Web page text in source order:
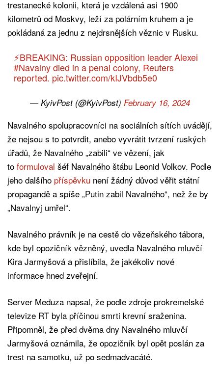
trestanecké kolonii, která je vzdálená asi 1900
kilometrů od Moskvy, leží za polárním kruhem a je
pokládaná za jednu z nejdrsnějších věznic v Rusku.
⚡️BREAKING: Russian opposition leader Alexei
#Navalnydied in a penal colony, Reuters
reported. pic.twitter.com/kIJVbdb5e0
— KyivPost (@KyivPost) February 16, 2024
Navalného spolupracovníci na sociálních sítích uvádějí,
že nejsou s to potvrdit, anebo vyvrátit tvrzení ruských
úřadů, že Navalného „zabili“ ve vězení, jak
to formuloval šéf Navalného štábu Leonid Volkov. Podle
jeho dalšího příspěvku není žádný důvod věřit státní
propagandě a spíše „Putin zabil Navalného“, než že by
„Navalnyj umřel“.
Navalného právník je na cestě do vězeňského tábora,
kde byl opozičník vězněný, uvedla Navalného mluvčí
Kira Jarmyšová a přislíbila, že jakékoliv nové
informace hned zveřejní.
Server Meduza napsal, že podle zdroje prokremelské
televize RT byla příčinou smrti krevní sraženina.
Připomněl, že před dvěma dny Navalného mluvčí
Jarmyšová oznámila, že opozičník byl opět poslán za
trest na samotku, už po sedmadvacáté.